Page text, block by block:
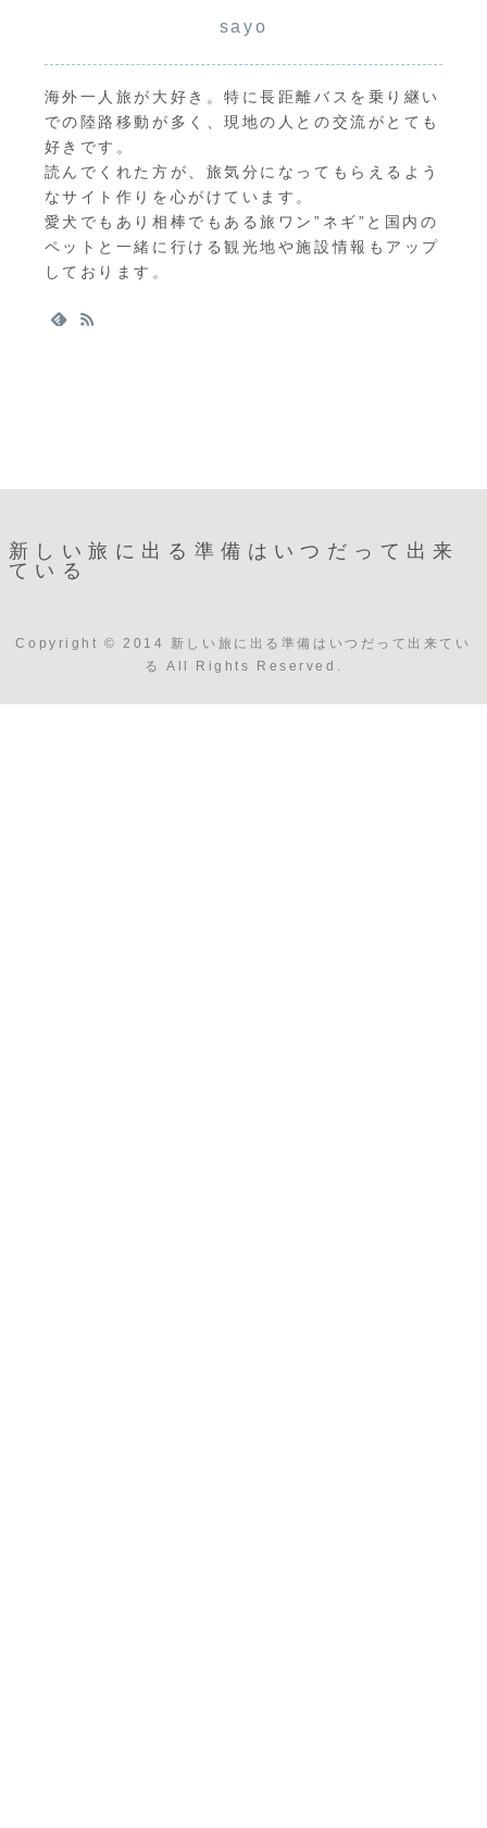
sayo
海外一人旅が大好き。特に長距離バスを乗り継い
での陸路移動が多く、現地の人との交流がとても
好きです。
読んでくれた方が、旅気分になってもらえるよう
なサイト作りを心がけています。
愛犬でもあり相棒でもある旅ワン”ネギ”と国内の
ペットと一緒に行ける観光地や施設情報もアップ
しております。
新しい旅に出る準備はいつだって出来
ている
Copyright © 2014 新しい旅に出る準備はいつだって出来てい
る All Rights Reserved.